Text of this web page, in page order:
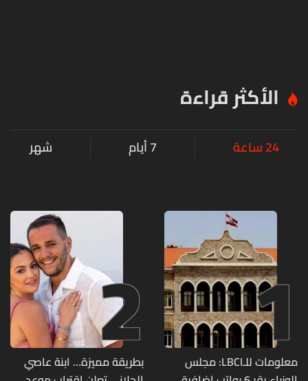
الأكثر قراءة
24 ساعة 7 أيام شهر
1
معلومات للـLBCI: مجلس
2
بطريقة مميزة… ابنة عاصي